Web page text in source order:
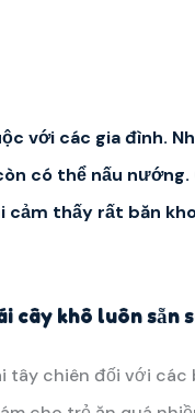
với các gia đình.
có thể nấu
cảm thấy rất băn
cây khô luôn sẵn
tây chiên đối với